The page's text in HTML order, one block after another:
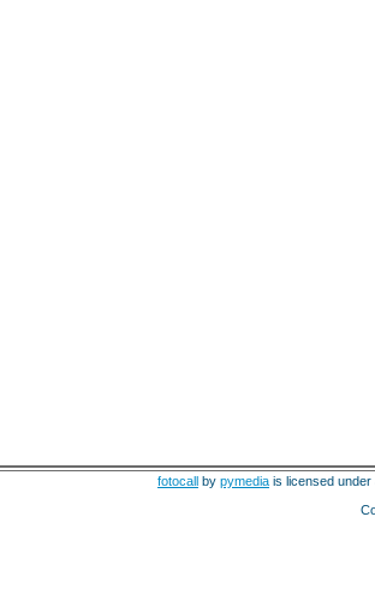
fotocall by pymedia is licensed under